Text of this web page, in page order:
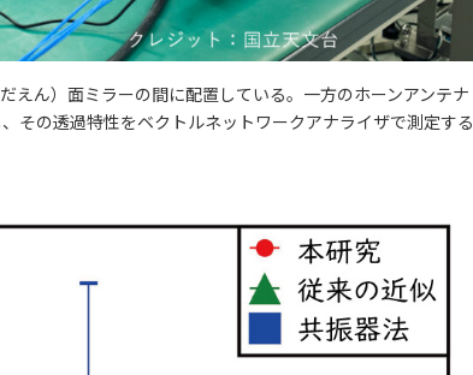
えん）面ミラーの間に配置している。一方のホーンアンテナ
その透過特性をベクトルネットワークアナライザで測定する